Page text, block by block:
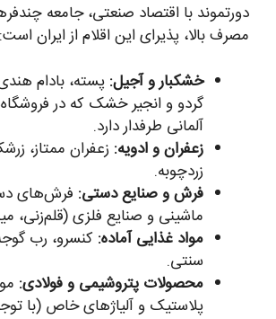
دورتموند با اقتصاد صنعتی، جامعه
مصرف بالا، پذیرای این اقلام از ایران است:
خشکبار و آجیل: پسته، بادام
گردو و انجیر خشک که در
آلمانی طرفدار دارد.
زعفران و ادویه: زعفران ممتاز،
زردچوبه.
فرش و صنایع دستی: فرش‌های
ماشینی و صنایع فلزی (قلم‌زنی،
مواد غذایی آماده: کنسرو، رب
سنتی.
محصولات پتروشیمی و فولادی:
پلاستیک و آلیاژهای خاص (با